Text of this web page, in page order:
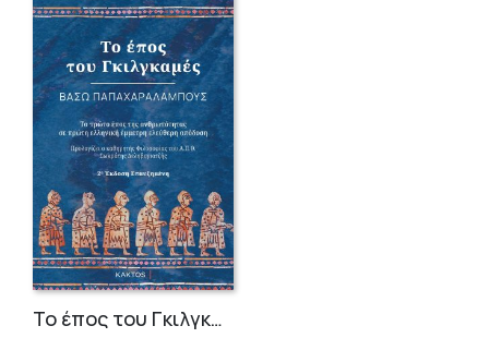
Το έπος του Γκιλγκαμές